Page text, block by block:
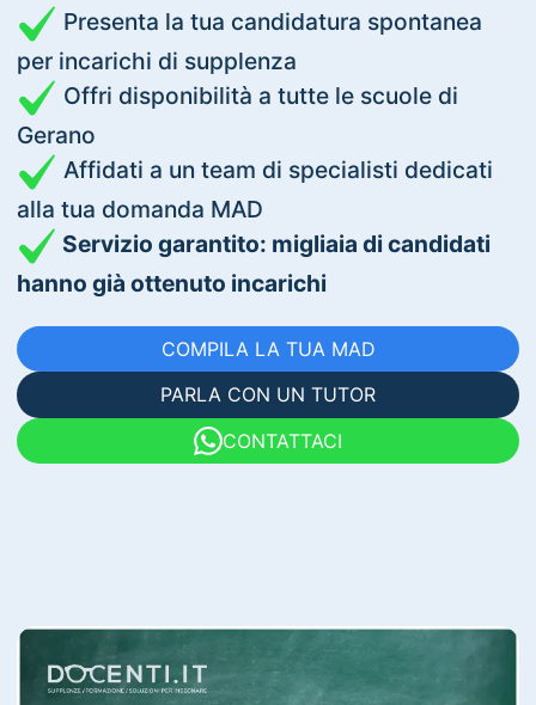
Presenta la tua candidatura spontanea
per incarichi di supplenza
Offri disponibilità a tutte le scuole di
Gerano
Affidati a un team di specialisti dedicati
alla tua domanda MAD
Servizio garantito: migliaia di candidati
hanno già ottenuto incarichi
COMPILA LA TUA MAD
PARLA CON UN TUTOR
CONTATTACI